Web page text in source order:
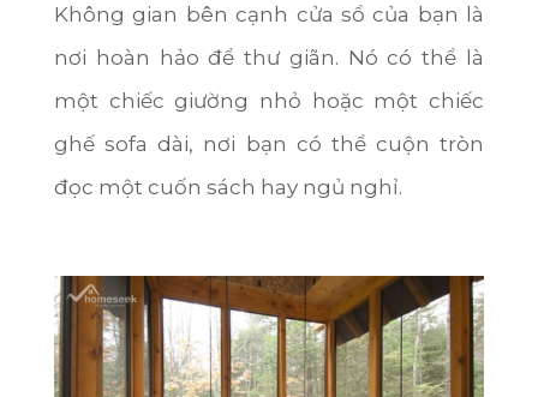
Không gian bên cạnh cửa sổ của bạn là
nơi hoàn hảo để thư giãn. Nó có thể là
một chiếc giường nhỏ hoặc một chiếc
ghế sofa dài, nơi bạn có thể cuộn tròn
đọc một cuốn sách hay ngủ nghỉ.